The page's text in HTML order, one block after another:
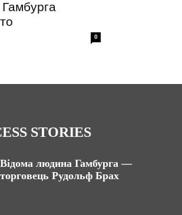
0
STORIES
Відома людина Гамбурга —
торговець Рудольф Брах